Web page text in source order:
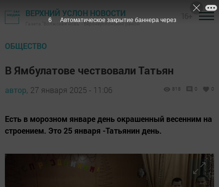
ВЕРХНИЙ УСЛОН НОВОСТИ
Газета "Волжская новь" - Верхнеуслонский район
ОБЩЕСТВО
В Ямбулатове чествовали Татьян
автор, 27 января 2025 - 11:06 818 0 0
Есть в морозном январе день окрашенный весенним на
строением. Это 25 января -Татьянин день.
4 Автоматическое закрытие баннера через